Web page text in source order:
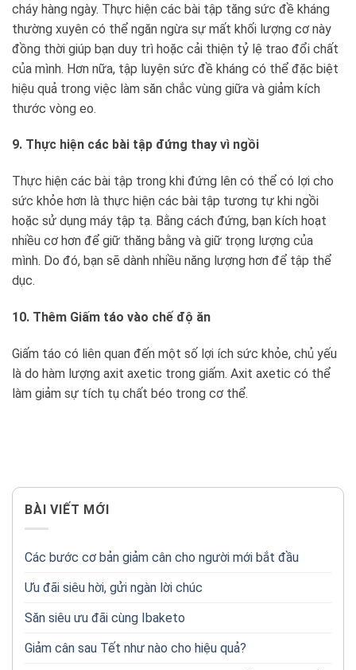
cháy hàng ngày. Thực hiện các bài tập tăng sức đề kháng
thường xuyên có thể ngăn ngừa sự mất khối lượng cơ này
đồng thời giúp bạn duy trì hoặc cải thiện tỷ lệ trao đổi chất
của mình. Hơn nữa, tập luyện sức đề kháng có thể đặc biệt
hiệu quả trong việc làm săn chắc vùng giữa và giảm kích
thước vòng eo.
9. Thực hiện các bài tập đứng thay vì ngồi
Thực hiện các bài tập trong khi đứng lên có thể có lợi cho
sức khỏe hơn là thực hiện các bài tập tương tự khi ngồi
hoặc sử dụng máy tập tạ. Bằng cách đứng, bạn kích hoạt
nhiều cơ hơn để giữ thăng bằng và giữ trọng lượng của
mình. Do đó, bạn sẽ dành nhiều năng lượng hơn để tập thể
dục.
10. Thêm Giấm táo vào chế độ ăn
Giấm táo có liên quan đến một số lợi ích sức khỏe, chủ yếu
là do hàm lượng axit axetic trong giấm. Axit axetic có thể
làm giảm sự tích tụ chất béo trong cơ thể.
BÀI VIẾT MỚI
Các bước cơ bản giảm cân cho người mới bắt đầu
Ưu đãi siêu hời, gửi ngàn lời chúc
Săn siêu ưu đãi cùng Ibaketo
Giảm cân sau Tết như nào cho hiệu quả?